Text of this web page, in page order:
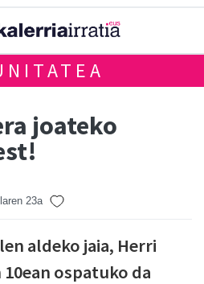
joateko
23a
aldeko jaia, Herri
ospatuko da